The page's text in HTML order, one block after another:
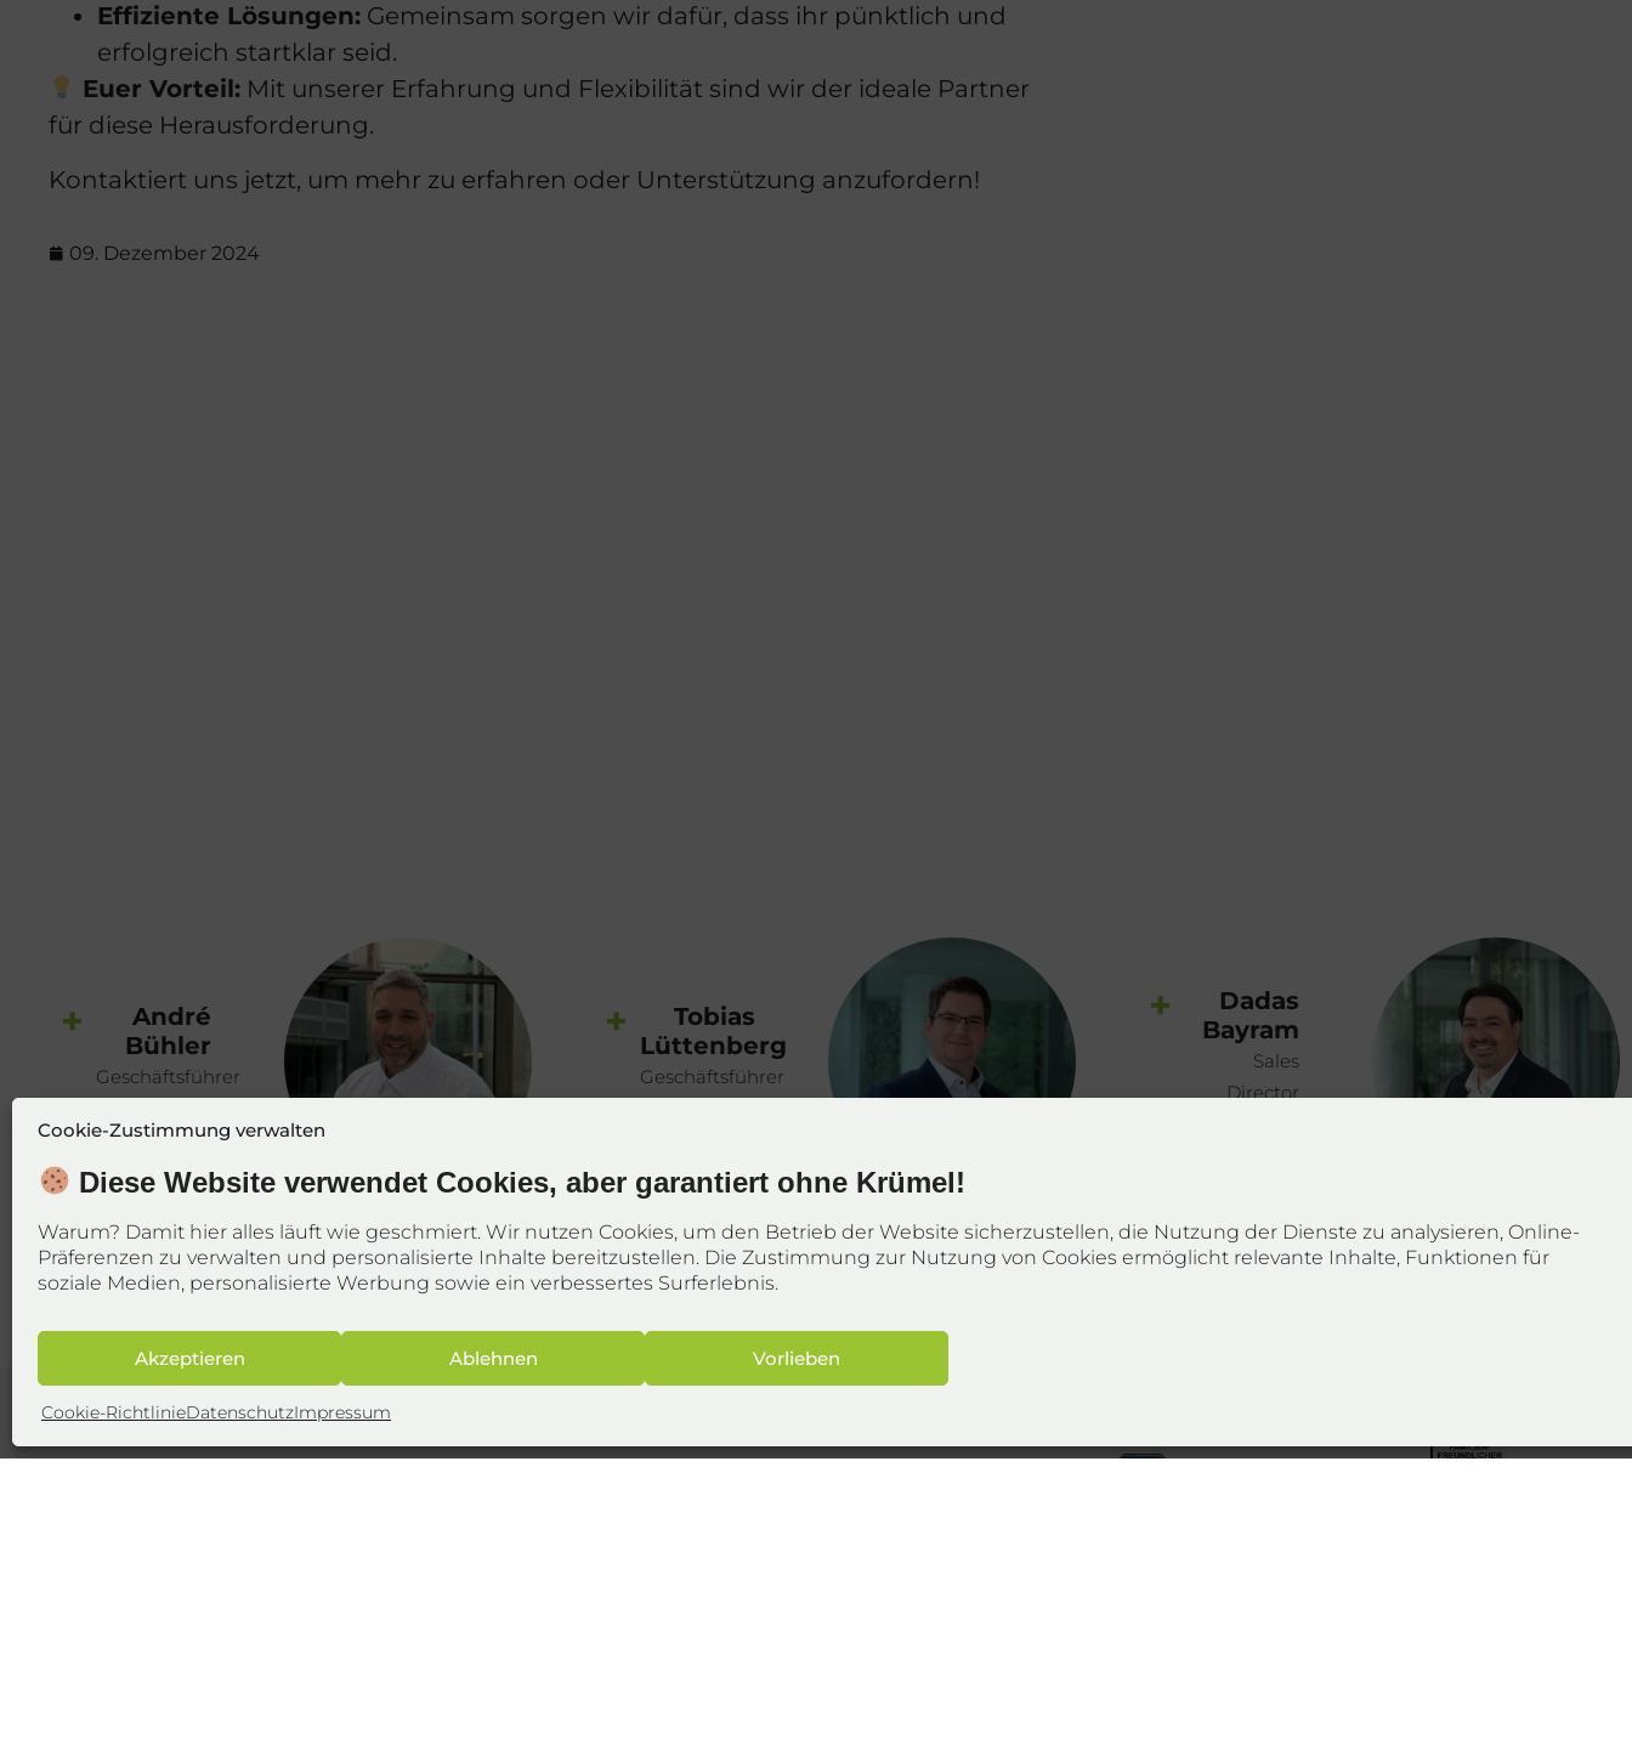
Cookie-Zustimmung verwalten
Diese Website verwendet Cookies, aber garantiert ohne Krümel!
Warum? Damit hier alles läuft wie geschmiert. Wir nutzen Cookies, um den Betrieb der Website sicherzustellen, die Nutzung der Dienste zu analysieren, Online-
Präferenzen zu verwalten und personalisierte Inhalte bereitzustellen. Die Zustimmung zur Nutzung von Cookies ermöglicht relevante Inhalte, Funktionen für
soziale Medien, personalisierte Werbung sowie ein verbessertes Surferlebnis.
Akzeptieren Ablehnen Vorlieben
Cookie-RichtlinieDatenschutzImpressum
Effiziente Lösungen: Gemeinsam sorgen wir dafür, dass ihr pünktlich und
erfolgreich startklar seid.
Euer Vorteil:Mit unserer Erfahrung und Flexibilität sind wir der ideale Partner
für diese Herausforderung.
Kontaktiert uns jetzt, um mehr zu erfahren oder Unterstützung anzufordern!
09. Dezember 2024
+
André
Bühler
Geschäftsführer
+
Tobias
Lüttenberg
Geschäftsführer
+
Dadas
Bayram
Sales
Director